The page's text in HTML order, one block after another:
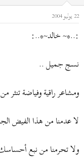
22 يوليو 2004
:..*~ خالد~*..:
نسج جميل ..
ومشاعر راقية وفياضة
لا عدمنا من هذا الفيض
ولا تحرمنا من نبع